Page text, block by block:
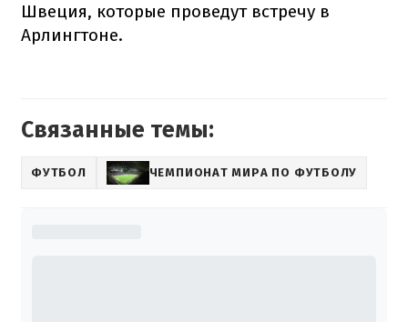
Швеция, которые проведут встречу в
Арлингтоне.
Связанные темы:
ФУТБОЛ ЧЕМПИОНАТ МИРА ПО ФУТБОЛУ